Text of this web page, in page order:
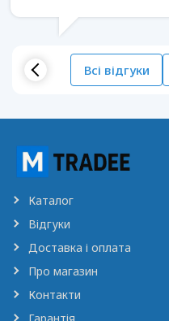
Всі відгуки
Каталог
Відгуки
Доставка і оплата
Про магазин
Контакти
Гарантія